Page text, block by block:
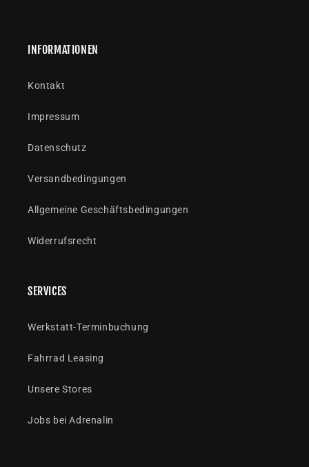
INFORMATIONEN
Kontakt
Impressum
Datenschutz
Versandbedingungen
Allgemeine Geschäftsbedingungen
Widerrufsrecht
SERVICES
Werkstatt-Terminbuchung
Fahrrad Leasing
Unsere Stores
Jobs bei Adrenalin